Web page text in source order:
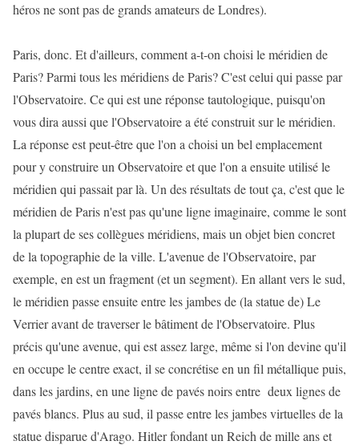
héros ne sont pas de grands amateurs de Londres).
Paris, donc. Et d'ailleurs, comment a-t-on choisi le méridien de
Paris? Parmi tous les méridiens de Paris? C'est celui qui passe par
l'Observatoire. Ce qui est une réponse tautologique, puisqu'on
vous dira aussi que l'Observatoire a été construit sur le méridien.
La réponse est peut-être que l'on a choisi un bel emplacement
pour y construire un Observatoire et que l'on a ensuite utilisé le
méridien qui passait par là. Un des résultats de tout ça, c'est que le
méridien de Paris n'est pas qu'une ligne imaginaire, comme le sont
la plupart de ses collègues méridiens, mais un objet bien concret
de la topographie de la ville. L'avenue de l'Observatoire, par
exemple, en est un fragment (et un segment). En allant vers le sud,
le méridien passe ensuite entre les jambes de (la statue de) Le
Verrier avant de traverser le bâtiment de l'Observatoire. Plus
précis qu'une avenue, qui est assez large, même si l'on devine qu'il
en occupe le centre exact, il se concrétise en un fil métallique puis,
dans les jardins, en une ligne de pavés noirs entre deux lignes de
pavés blancs. Plus au sud, il passe entre les jambes virtuelles de la
statue disparue d'Arago. Hitler fondant un Reich de mille ans et